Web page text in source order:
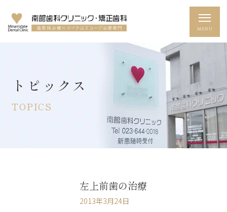
トピックス
TOPICS
左上前歯の治療
2013年3月24日